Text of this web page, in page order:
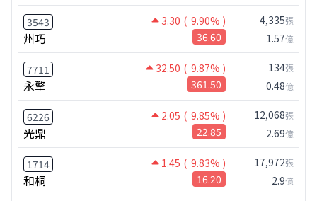
3543 3.30 ( 9.90% )
州巧 36.60
4,335張
1.57億
7711 32.50 ( 9.87% )
永擎 361.50
134張
0.48億
6226 2.05 ( 9.85% )
光鼎 22.85
12,068張
2.69億
1714 1.45 ( 9.83% )
和桐 16.20
17,972張
2.9億